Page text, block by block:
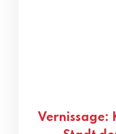
Vernissage: